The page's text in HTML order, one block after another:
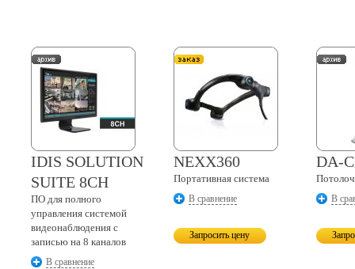
IDIS SOLUTION
SUITE 8CH
ПО для полного
управления системой
видеонаблюдения c
записью на 8 каналов
В сравнение
NEXX360
Портативная система
В сравнение
Запросить цену
DA-
В